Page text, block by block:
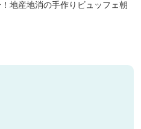
地産地消の手作りビュッフェ朝